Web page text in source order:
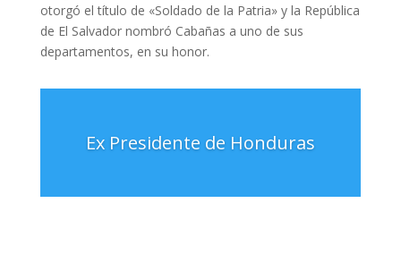
otorgó el título de «Soldado de la Patria» y la República
de El Salvador nombró Cabañas a uno de sus
departamentos, en su honor.
Ex Presidente de Honduras